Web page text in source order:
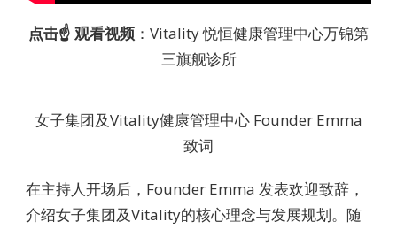
点击☝️ 观看视频 ：Vitality 悦恒健康管理中心万锦第
三旗舰诊所
女子集团及Vitality健康管理中心 Founder Emma
致词
在主持人开场后，Founder Emma 发表欢迎致辞，
介绍女子集团及Vitality的核心理念与发展规划。随